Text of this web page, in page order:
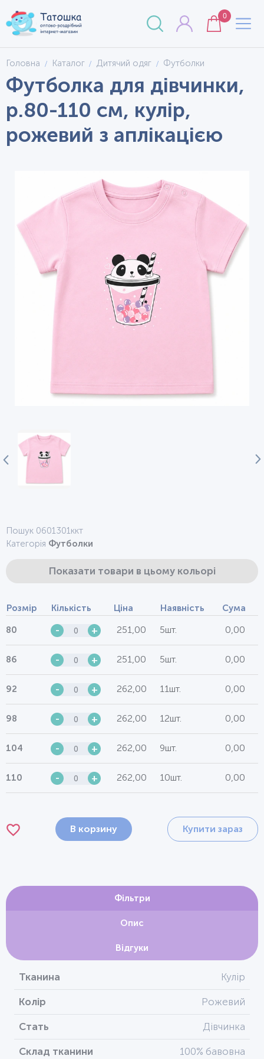
0
Головна Каталог Дитячий одяг Футболки
Футболка для дівчинки,
р.80-110 см, кулір,
рожевий з аплікацією
Пошук 0601301ккт
Категорія Футболки
Показати товари в цьому кольорі
Розмір Кількість Ціна Наявність Сума
80 - + 251,00 5шт. 0,00
86 - + 251,00 5шт. 0,00
92 - + 262,00 11шт. 0,00
98 - + 262,00 12шт. 0,00
104 - + 262,00 9шт. 0,00
110 - + 262,00 10шт. 0,00
В корзину Купити зараз
Фільтри
Опис
Відгуки
Тканина Кулір
Колір Рожевий
Стать Дівчинка
Склад тканини 100% бавовна